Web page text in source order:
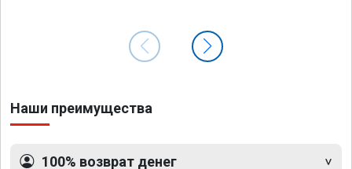
Наши преимущества
100% возврат денег